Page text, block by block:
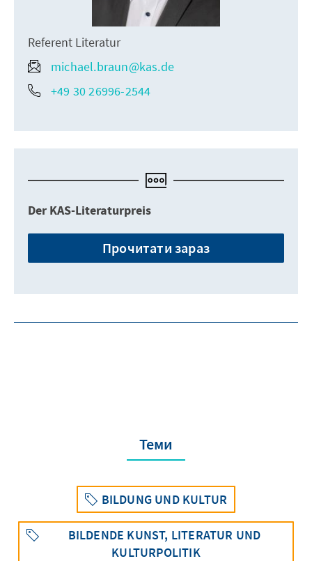
Referent Literatur
michael.braun@kas.de
+49 30 26996-2544
Der KAS-Literaturpreis
Прочитати зараз
Теми
BILDUNG UND KULTUR
BILDENDE KUNST, LITERATUR UND
KULTURPOLITIK